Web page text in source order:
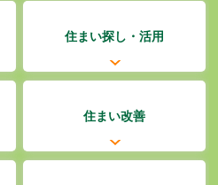
住まい探し・活用
住まい改善